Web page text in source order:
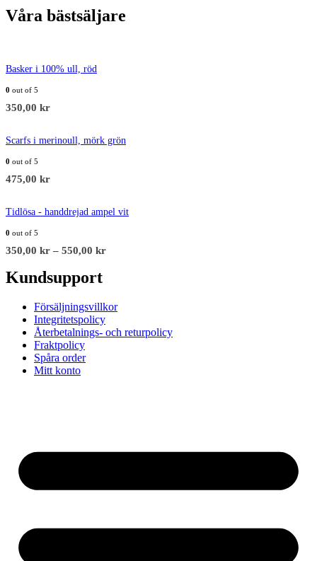
Våra bästsäljare
Basker i 100% ull, röd
0 out of 5
350,00 kr
Scarfs i merinoull, mörk grön
0 out of 5
475,00 kr
Tidlösa - handdrejad ampel vit
0 out of 5
350,00 kr – 550,00 kr
Kundsupport
Försäljningsvillkor
Integritetspolicy
Återbetalnings- och returpolicy
Fraktpolicy
Spåra order
Mitt konto